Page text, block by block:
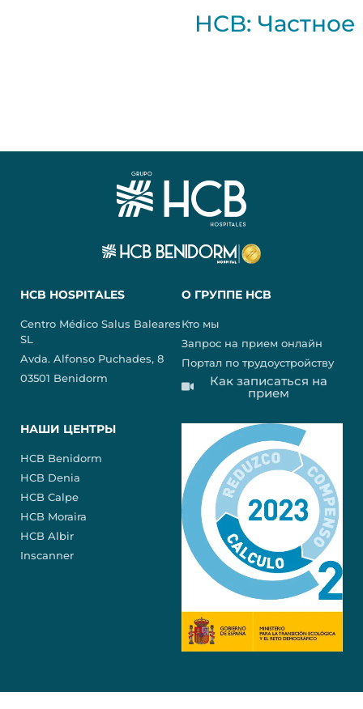
HCB:
HCB HOSPITALES
Centro Médico Salus Baleares
SL
Avda. Alfonso Puchades, 8
03501 Benidorm
О ГРУППЕ HCB
Кто мы
Запрос на прием онлайн
Портал по трудоустройству
Как записаться на
прием
НАШИ ЦЕНТРЫ
HCB Benidorm
HCB Denia
HCB Calpe
HCB Moraira
HCB Albir
Inscanner